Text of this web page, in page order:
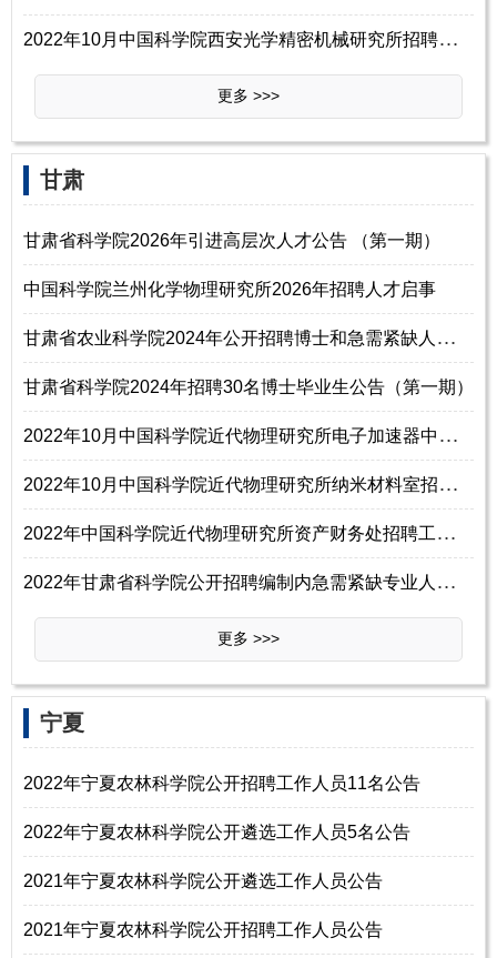
2
022年10月中国科学院西安光学精密机械研究所招聘全国重点实验室（拟建）主任启事
更多 >>>
甘肃
甘肃省科学院2026年引进高层次人才公告 （第一期）
中国科学院兰州化学物理研究所2026年招聘人才启事
甘
肃省农业科学院2024年公开招聘博士和急需紧缺人才公告
甘肃省科学院2024年招聘30名博士毕业生公告（第一期）
2
022年10月中国科学院近代物理研究所电子加速器中心招聘工作人员4名启事
2
022年10月中国科学院近代物理研究所纳米材料室招聘工作人员3名启事
2
022年中国科学院近代物理研究所资产财务处招聘工作人员1名启事
2
022年甘肃省科学院公开招聘编制内急需紧缺专业人才13名公告（第三期）
更多 >>>
宁夏
2022年宁夏农林科学院公开招聘工作人员11名公告
2022年宁夏农林科学院公开遴选工作人员5名公告
2021年宁夏农林科学院公开遴选工作人员公告
2021年宁夏农林科学院公开招聘工作人员公告